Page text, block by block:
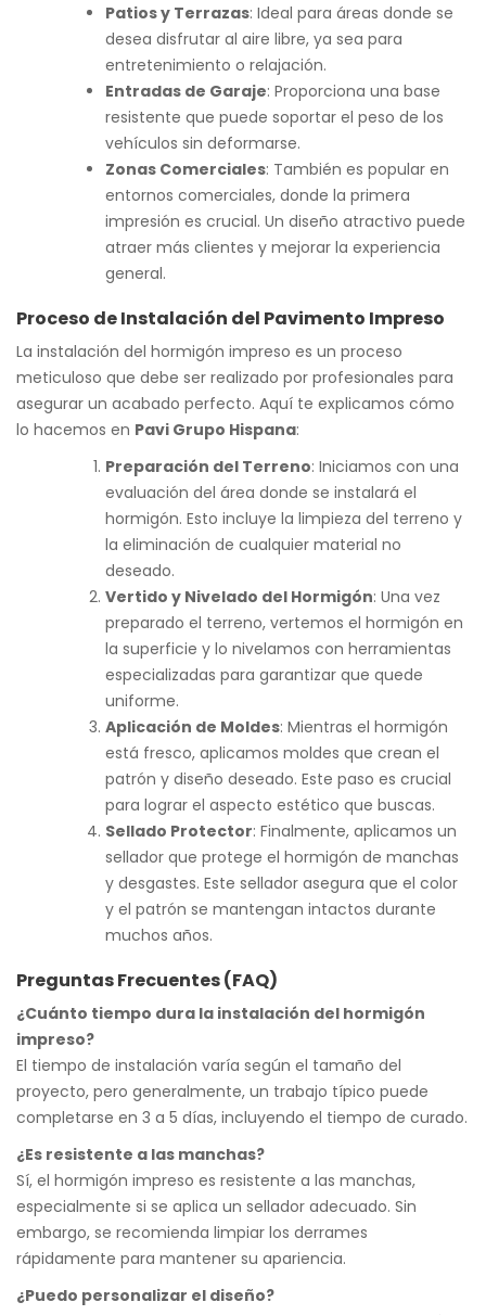
Patios y Terrazas: Ideal para áreas donde se
desea disfrutar al aire libre, ya sea para
entretenimiento o relajación.
Entradas de Garaje: Proporciona una base
resistente que puede soportar el peso de los
vehículos sin deformarse.
Zonas Comerciales: También es popular en
entornos comerciales, donde la primera
impresión es crucial. Un diseño atractivo puede
atraer más clientes y mejorar la experiencia
general.
Proceso de Instalación del Pavimento Impreso
La instalación del hormigón impreso es un proceso
meticuloso que debe ser realizado por profesionales para
asegurar un acabado perfecto. Aquí te explicamos cómo
lo hacemos en Pavi Grupo Hispana:
Preparación del Terreno: Iniciamos con una
evaluación del área donde se instalará el
hormigón. Esto incluye la limpieza del terreno y
la eliminación de cualquier material no
deseado.
Vertido y Nivelado del Hormigón: Una vez
preparado el terreno, vertemos el hormigón en
la superficie y lo nivelamos con herramientas
especializadas para garantizar que quede
uniforme.
Aplicación de Moldes: Mientras el hormigón
está fresco, aplicamos moldes que crean el
patrón y diseño deseado. Este paso es crucial
para lograr el aspecto estético que buscas.
Sellado Protector: Finalmente, aplicamos un
sellador que protege el hormigón de manchas
y desgastes. Este sellador asegura que el color
y el patrón se mantengan intactos durante
muchos años.
Preguntas Frecuentes (FAQ)
¿Cuánto tiempo dura la instalación del hormigón
impreso?
El tiempo de instalación varía según el tamaño del
proyecto, pero generalmente, un trabajo típico puede
completarse en 3 a 5 días, incluyendo el tiempo de curado.
¿Es resistente a las manchas?
Sí, el hormigón impreso es resistente a las manchas,
especialmente si se aplica un sellador adecuado. Sin
embargo, se recomienda limpiar los derrames
rápidamente para mantener su apariencia.
¿Puedo personalizar el diseño?